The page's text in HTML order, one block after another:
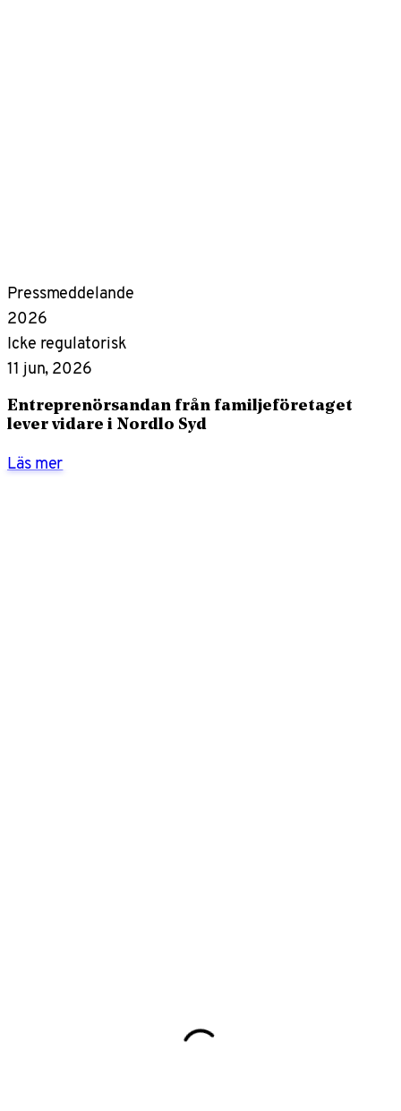
Pressmeddelande
2026
Icke regulatorisk
11 jun, 2026
Entreprenörsandan från familjeföretaget
lever vidare i Nordlo Syd
Läs mer